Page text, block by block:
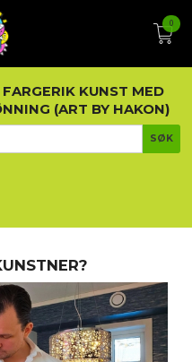
0
KUNST MED
(ART BY HAKON)